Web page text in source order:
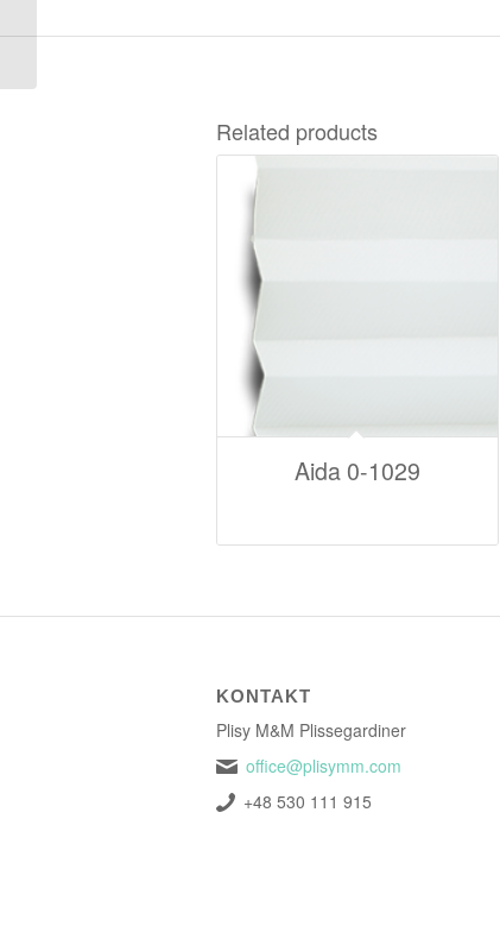
Related products
Aida 0-1029
KONTAKT
Plisy M&M Plissegardiner
office@plisymm.com
+48 530 111 915